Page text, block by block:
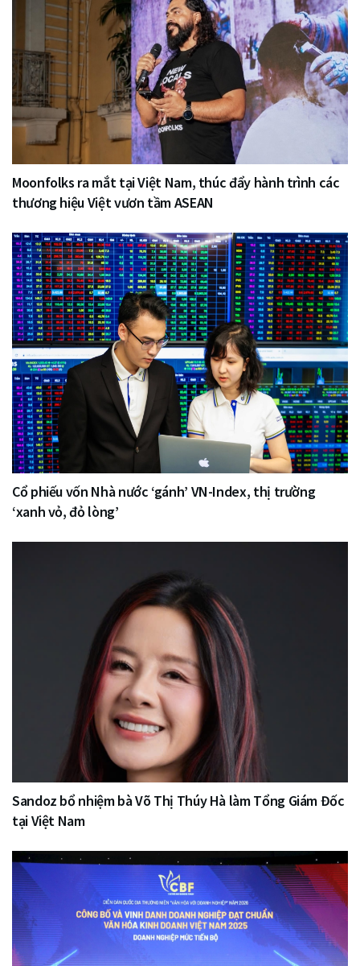
Moonfolks ra mắt tại Việt Nam, thúc đẩy hành trình các
thương hiệu Việt vươn tầm ASEAN
Cổ phiếu vốn Nhà nước ‘gánh’ VN-Index, thị trường
‘xanh vỏ, đỏ lòng’
Sandoz bổ nhiệm bà Võ Thị Thúy Hà làm Tổng Giám Đốc
tại Việt Nam